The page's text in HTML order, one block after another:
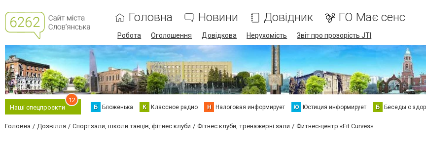
Головна Новини Довідник ГО Має сенс
Робота Оголошення Довідкова Нерухомість Звіт про прозорість JTI
Наші спецпроєкти
12
Б Бложенька К Классное радио Н Налоговая информирует Ю Юстиция информирует Б Беседы о
Головна Дозвілля Спортзали, школи танців, фітнес клуби Фітнес клуби, тренажерні зали Фитнес-центр «Fit Curves»